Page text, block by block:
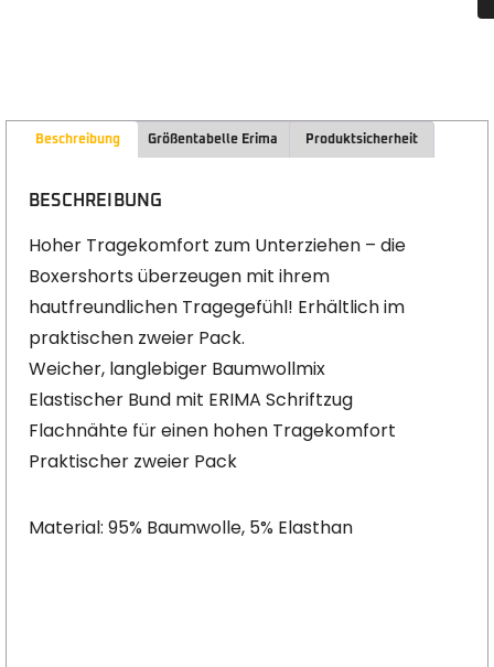
Beschreibung Größentabelle Erima Produktsicherheit
BESCHREIBUNG
Hoher Tragekomfort zum Unterziehen – die
Boxershorts überzeugen mit ihrem
hautfreundlichen Tragegefühl! Erhältlich im
praktischen zweier Pack.
Weicher, langlebiger Baumwollmix
Elastischer Bund mit ERIMA Schriftzug
Flachnähte für einen hohen Tragekomfort
Praktischer zweier Pack
Material: 95% Baumwolle, 5% Elasthan